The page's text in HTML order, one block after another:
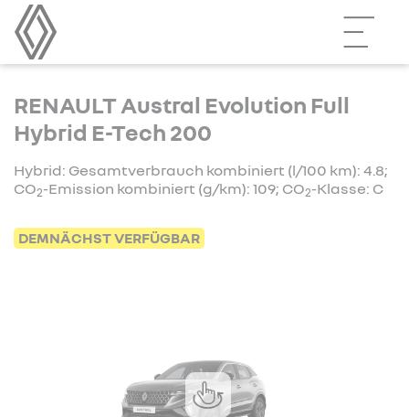
RENAULT Austral Evolution Full
Hybrid E-Tech 200
Hybrid: Gesamtverbrauch kombiniert (l/100 km): 4.8;
CO2-Emission kombiniert (g/km): 109; CO2-Klasse: C
DEMNÄCHST VERFÜGBAR